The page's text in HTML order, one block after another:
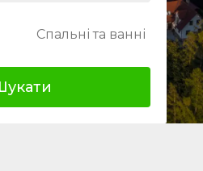
Спальні та ванні